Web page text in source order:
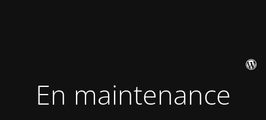
En maintenance